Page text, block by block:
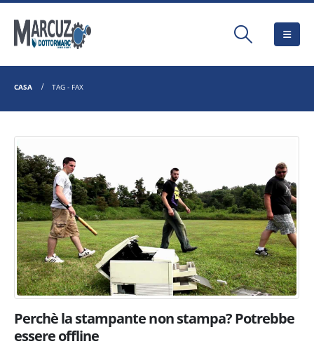
CASA TAG - FAX
Perchè la stampante non stampa? Potrebbe
essere offline